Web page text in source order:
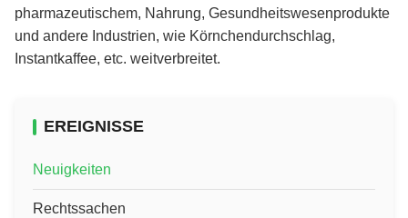
pharmazeutischem, Nahrung, Gesundheitswesenprodukte
und andere Industrien, wie Körnchendurchschlag,
Instantkaffee, etc. weitverbreitet.
EREIGNISSE
Neuigkeiten
Rechtssachen